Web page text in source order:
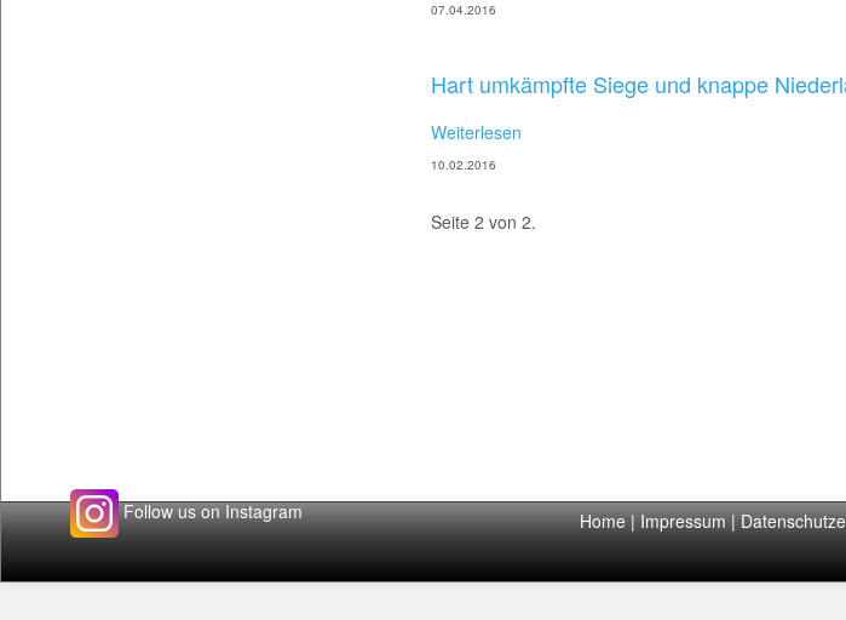
07.04.2016
Hart umkämpfte Siege und knappe
Weiterlesen
10.02.2016
Seite 2 von 2.
Follow us on Instagram Home|Impressum|